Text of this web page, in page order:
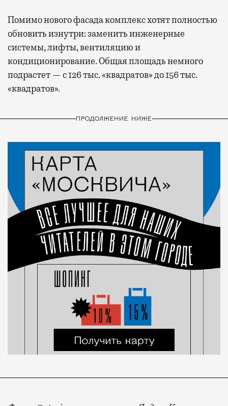
Помимо нового фасада комплекс хотят полностью
обновить изнутри: заменить инженерные
системы, лифты, вентиляцию и
кондиционирование. Общая площадь немного
подрастет — с 126 тыс. «квадратов» до 156 тыс.
«квадратов».
ПРОДОЛЖЕНИЕ НИЖЕ